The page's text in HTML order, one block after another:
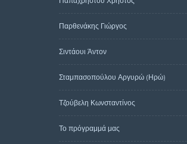
Παρθενάκης Γιώργος
Σιντάουι Άντον
Σταμπασοπούλου Αργυρώ (Ηρώ)
Τζούβελη Κωνσταντίνος
Το πρόγραμμά μας